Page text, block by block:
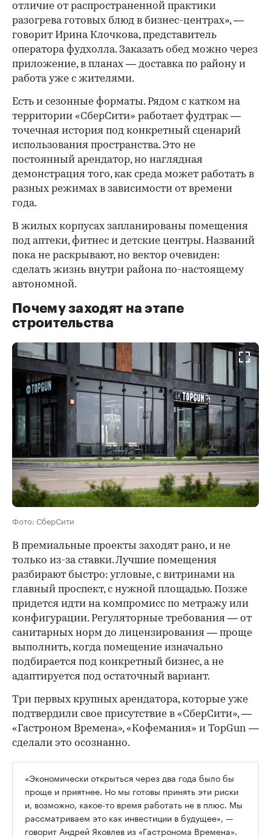
отличие от распространенной практики
разогрева готовых блюд в бизнес-центрах», —
говорит Ирина Клочкова, представитель
оператора фудхолла. Заказать обед можно через
приложение, в планах — доставка по району и
работа уже с жителями.
Есть и сезонные форматы. Рядом с катком на
территории «СберСити» работает фудтрак —
точечная история под конкретный сценарий
использования пространства. Это не
постоянный арендатор, но наглядная
демонстрация того, как среда может работать в
разных режимах в зависимости от времени
года.
В жилых корпусах запланированы помещения
под аптеки, фитнес и детские центры. Названий
пока не раскрывают, но вектор очевиден:
сделать жизнь внутри района по-настоящему
автономной.
Почему заходят на этапе
строительства
Фото: СберСити
В премиальные проекты заходят рано, и не
только из-за ставки. Лучшие помещения
разбирают быстро: угловые, с витринами на
главный проспект, с нужной площадью. Позже
придется идти на компромисс по метражу или
конфигурации. Регуляторные требования — от
санитарных норм до лицензирования — проще
выполнить, когда помещение изначально
подбирается под конкретный бизнес, а не
адаптируется под остаточный вариант.
Три первых крупных арендатора, которые уже
подтвердили свое присутствие в «СберСити», —
«Гастроном Времена», «Кофемания» и TopGun —
сделали это осознанно.
«Экономически открыться через два года было бы
проще и приятнее. Но мы готовы принять эти риски
и, возможно, какое-то время работать не в плюс. Мы
рассматриваем это как инвестиции в будущее», —
говорит Андрей Яковлев из «Гастронома Времена».